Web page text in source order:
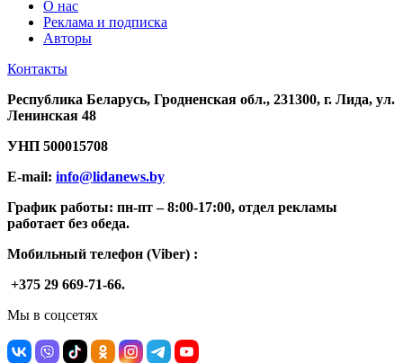
О нас
Реклама и подписка
Авторы
Контакты
Республика Беларусь, Гродненская обл., 231300, г. Лида, ул.
Ленинская 48
УНП 500015708
E-mail: info@lidanews.by
График работы: пн-пт –8:00-17:00, отдел рекламы
работает без обеда.
Мобильный телефон (Viber) :
+375 29 669-71-66.
Мы в соцсетях